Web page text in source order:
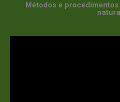
Métodos e